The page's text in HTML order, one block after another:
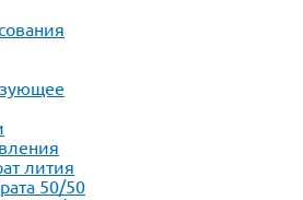
лития
50/50